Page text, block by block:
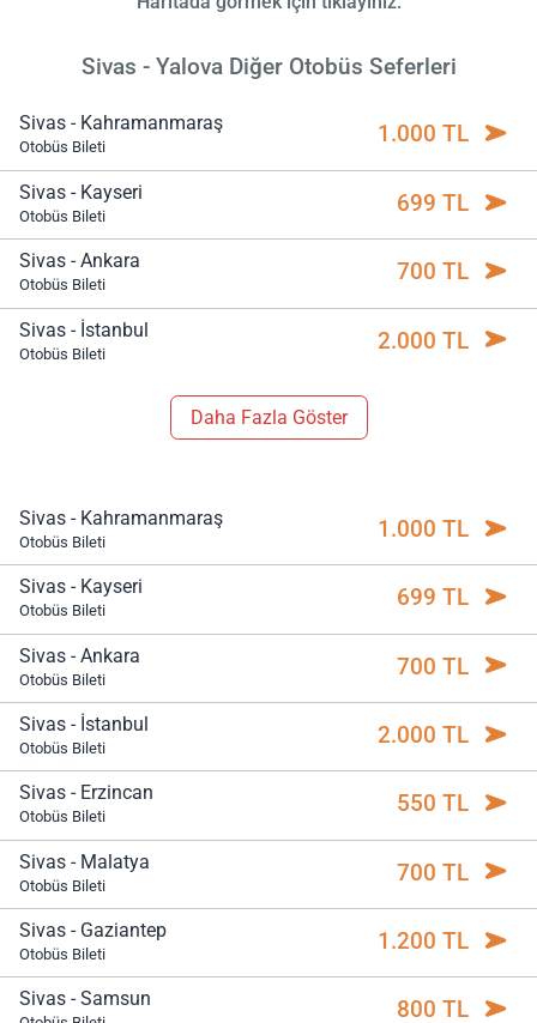
Sivas - Yalova Diğer Otobüs Seferleri
Sivas - Kahramanmaraş
Otobüs Bileti 1.000 TL
Sivas - Kayseri
Otobüs Bileti 699 TL
Sivas - Ankara
Otobüs Bileti 700 TL
Sivas - İstanbul
Otobüs Bileti 2.000 TL
Daha Fazla Göster
Sivas - Kahramanmaraş
Otobüs Bileti 1.000 TL
Sivas - Kayseri
Otobüs Bileti 699 TL
Sivas - Ankara
Otobüs Bileti 700 TL
Sivas - İstanbul
Otobüs Bileti 2.000 TL
Sivas - Erzincan
Otobüs Bileti 550 TL
Sivas - Malatya
Otobüs Bileti 700 TL
Sivas - Gaziantep
Otobüs Bileti 1.200 TL
Sivas - Samsun 800 TL